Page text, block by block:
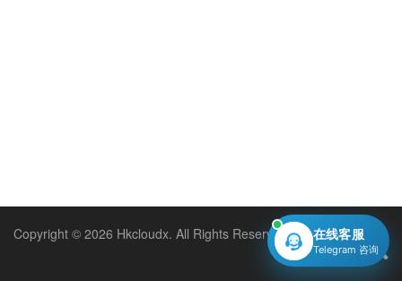
Copyright © 2026 Hkcloudx. All Rights Reserved.
中文
在线客服
Telegram 咨询